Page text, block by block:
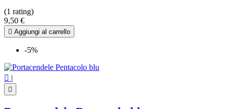
(1 rating)
9,50 €
 Aggiungi al carrello
-5%
 |
